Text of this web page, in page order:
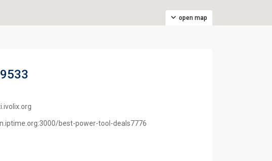
open map
best-power-tool-deals7776